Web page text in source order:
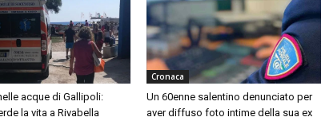
acque di Gallipoli:
la vita a Rivabella
Cronaca
Un 60enne salentino denunciato per
aver diffuso foto intime della sua ex